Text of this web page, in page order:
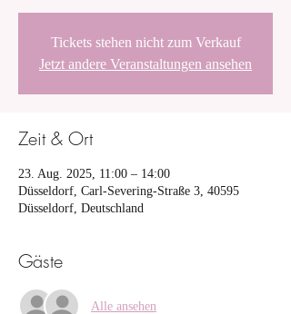
Tickets stehen nicht zum Verkauf
Jetzt andere Veranstaltungen ansehen
Zeit & Ort
23. Aug. 2025, 11:00 – 14:00
Düsseldorf, Carl-Severing-Straße 3, 40595
Düsseldorf, Deutschland
Gäste
Alle ansehen